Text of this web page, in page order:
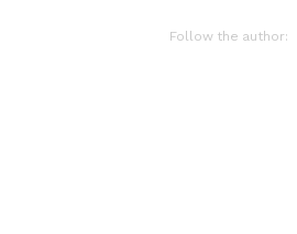
Follow the author: